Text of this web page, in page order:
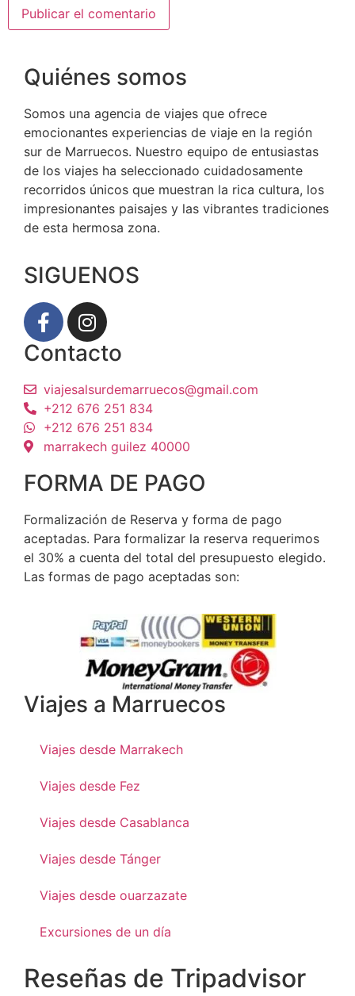
Quiénes somos
Somos una agencia de viajes que ofrece
emocionantes experiencias de viaje en la región
sur de Marruecos. Nuestro equipo de entusiastas
de los viajes ha seleccionado cuidadosamente
recorridos únicos que muestran la rica cultura, los
impresionantes paisajes y las vibrantes tradiciones
de esta hermosa zona.
SIGUENOS
Contacto
viajesalsurdemarruecos@gmail.com
+212 676 251 834
+212 676 251 834
marrakech guilez 40000
FORMA DE PAGO
Formalización de Reserva y forma de pago
aceptadas. Para formalizar la reserva requerimos
el 30% a cuenta del total del presupuesto elegido.
Las formas de pago aceptadas son:
Viajes a Marruecos
Viajes desde Marrakech
Viajes desde Fez
Viajes desde Casablanca
Viajes desde Tánger
Viajes desde ouarzazate
Excursiones de un día
Reseñas de Tripadvisor